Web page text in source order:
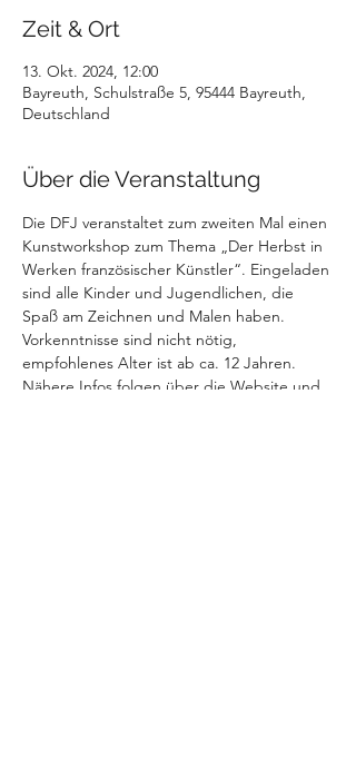
Zeit & Ort
13. Okt. 2024, 12:00
Bayreuth, Schulstraße 5, 95444 Bayreuth,
Deutschland
Über die Veranstaltung
Die DFJ veranstaltet zum zweiten Mal einen
Kunstworkshop zum Thema „Der Herbst in
Werken französischer Künstler“. Eingeladen
sind alle Kinder und Jugendlichen, die
Spaß am Zeichnen und Malen haben.
Vorkenntnisse sind nicht nötig,
empfohlenes Alter ist ab ca. 12 Jahren.
Nähere Infos folgen über die Website und